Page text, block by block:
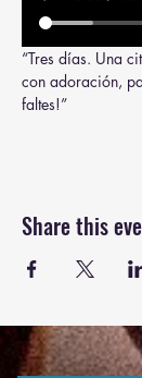
“Tres días. Una
con adoración,
faltes!”
Share this